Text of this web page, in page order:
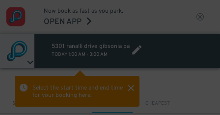
Now book as fast as you park.
OPEN APP
5301 ranalli drive gibsonia pa
TODAY 1:00 AM - 3:00 AM
Select the start time and end time
for your booking here.
Sort by CHEAPEST